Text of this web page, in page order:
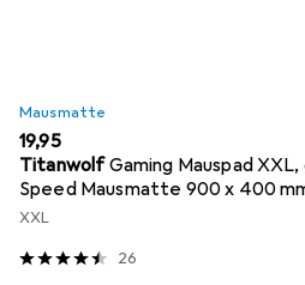
Mausmatte
EUR
19,95
TitanwolfGaming Mauspad
Speed Mausmatte 900 x 400
Topography
XXL
26